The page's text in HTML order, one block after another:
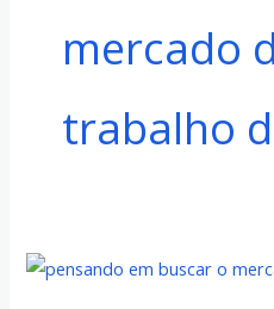
mercado
trabalho
Você